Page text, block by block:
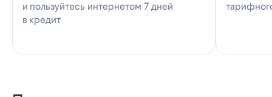
и пользуйтесь интернетом 7 дней
в кредит